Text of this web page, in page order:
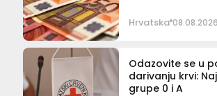
Hrvatska 08.08.2026
Odazovite se u
darivanju krvi:
grupe 0 i A